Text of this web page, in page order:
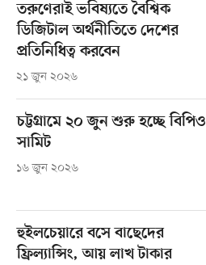
তরুণেরাই ভবিষ্যতে বৈশ্বিক
ডিজিটাল অর্থনীতিতে দেশের
প্রতিনিধিত্ব করবেন
২১ জুন ২০২৬
চট্টগ্রামে ২০ জুন শুরু হচ্ছে বিপিও
সামিট
১৬ জুন ২০২৬
হুইলচেয়ারে বসে বাছেদের
ফ্রিল্যান্সিং, আয় লাখ টাকার